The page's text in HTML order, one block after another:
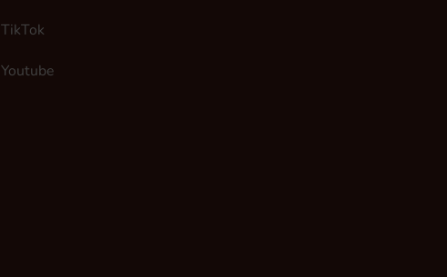
TikTok
Youtube